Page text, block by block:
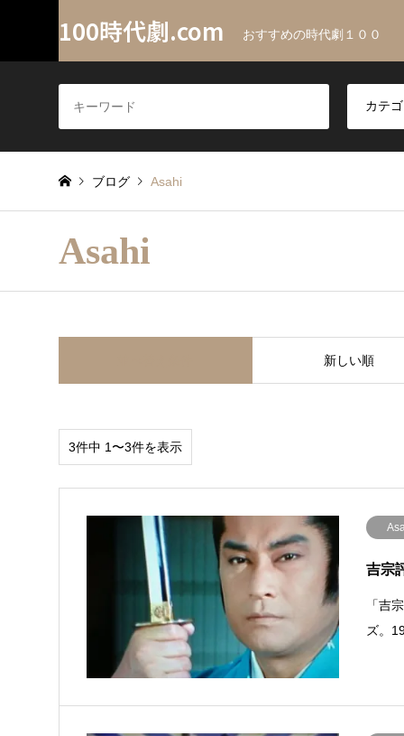
100時代劇.com おすすめの時代劇１００
ブログ Asahi
Asahi
新しい順
3件中 1〜3件を表示
吉宗
「吉
ズ。